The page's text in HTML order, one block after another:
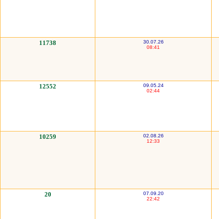
30.07.26
08:41
11738
09.05.24
02:44
12552
02.08.26
12:33
10259
07.09.20
22:42
20